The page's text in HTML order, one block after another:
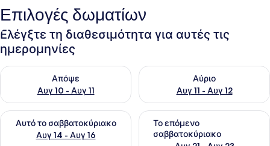
Επιλογές δωματίων
Ελέγξτε τη διαθεσιμότητα για αυτές τις
ημερομηνίες
Απόψε
Αυγ 10 - Αυγ 11
Έλεγχος διαθεσιμότητας για απόψε Αυγ 10 - Αυγ 11
Αύριο
Αυγ 11 - Αυγ 12
Έλεγχος διαθεσιμότητας
Αυτό το σαββατοκύριακο
Αυγ 14 - Αυγ 16
Έλεγχος διαθεσιμότητας για αυτό το σαββατοκύριακο Αυγ
Το επόμενο
σαββατοκύριακο
Έλεγχος διαθεσιμότητας